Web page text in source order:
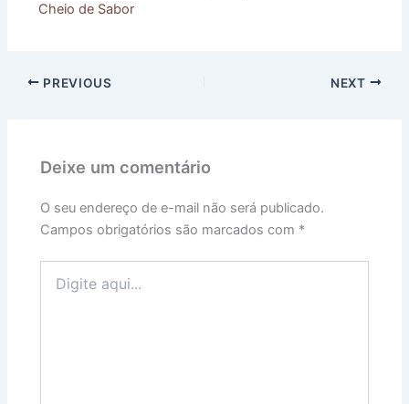
Cheio de Sabor
PREVIOUS NEXT
Deixe um comentário
O seu endereço de e-mail não será publicado.
Campos obrigatórios são marcados com *
aqui...